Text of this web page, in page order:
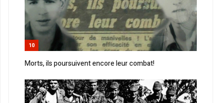
10
Morts, ils poursuivent encore leur combat!